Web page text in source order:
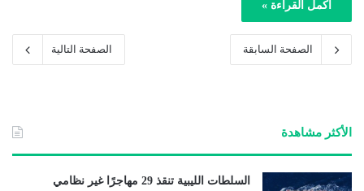
أكمل القراءة »
الصفحة السابقة الصفحة التالية
الأكثر مشاهدة
السلطات الليبية تنقذ 29 مهاجرًا غير نظامي